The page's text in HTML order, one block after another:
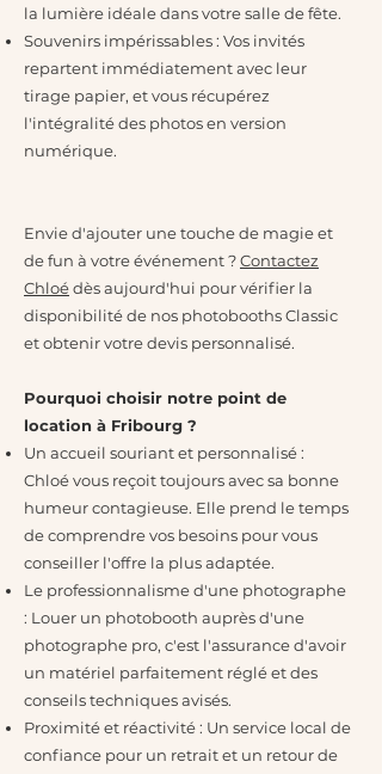
la lumière idéale dans votre salle de fête.
Souvenirs impérissables : Vos invités
repartent immédiatement avec leur
tirage papier, et vous récupérez
l'intégralité des photos en version
numérique.
Envie d'ajouter une touche de magie et
de fun à votre événement ?Contactez
Chloédès aujourd'hui pour vérifier la
disponibilité de nos photobooths Classic
et obtenir votre devis personnalisé.
Pourquoi choisir notre point de
location à Fribourg ?
Un accueil souriant et personnalisé :
Chloé vous reçoit toujours avec sa bonne
humeur contagieuse. Elle prend le temps
de comprendre vos besoins pour vous
conseiller l'offre la plus adaptée.
Le professionnalisme d'une photographe
: Louer un photobooth auprès d'une
photographe pro, c'est l'assurance d'avoir
un matériel parfaitement réglé et des
conseils techniques avisés.
Proximité et réactivité : Un service local de
confiance pour un retrait et un retour de